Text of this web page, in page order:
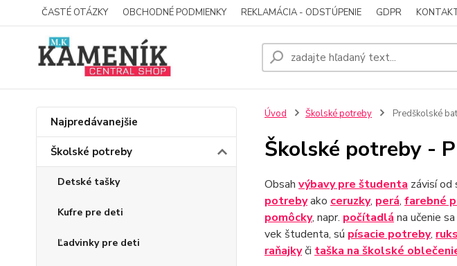
ČASTÉ OTÁZKY OBCHODNÉ PODMIENKY REKLAMÁCIA - ODSTÚPENIE GDPR
Najpredávanejšie
Školské potreby
Detské tašky
Kufre pre deti
Ľadvinky pre deti
Úvod Školské potreby Predškolské
Školské potreby -
Obsah výbavy pre študenta závisí od
potrebyako ceruzky, perá, farebné
pomôcky, napr. počítadlá na učenie
vek študenta, sú písacie potreby,
raňajkyči taška na školské